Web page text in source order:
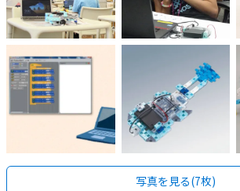
写真を見る(7枚)